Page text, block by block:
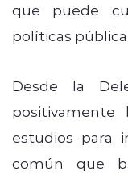
que puede
políticas
Desde la
estudios para
común que